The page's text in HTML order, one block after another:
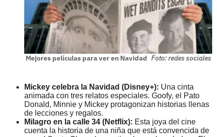
Mejores películas para ver en Navidad Foto: redes sociales
Mickey celebra la Navidad (Disney+): Una cinta
animada con tres relatos especiales. Goofy, el Pato
Donald, Minnie y Mickey protagonizan historias llenas
de lecciones y regalos.
Milagro en la calle 34 (Netflix): Esta joya del cine
cuenta la historia de una niña que está convencida de